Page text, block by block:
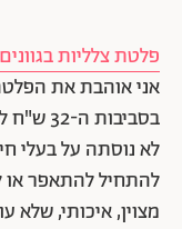
פלטת צלליות
אני אוהבת את
לא נוסתה על בעלי
להתחיל להתאפר או
מצוין, איכותי, שלא